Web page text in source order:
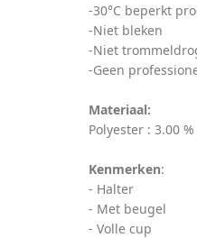
-30°C beperkt
-Niet bleken
-Niet
-Geen
Materiaal:
Polyester : 3.00
Kenmerken:
- Halter
- Met beugel
- Volle cup